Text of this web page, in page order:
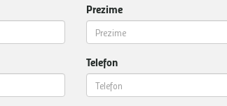
Prezime
Telefon